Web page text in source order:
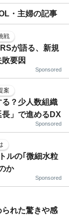
・主婦の記事
戦
が語る、新規
要因
Sponsored
案
？少人数組織
」で進めるDX
Sponsored
ルの｢微細水粒
か
Sponsored
られた驚きや感